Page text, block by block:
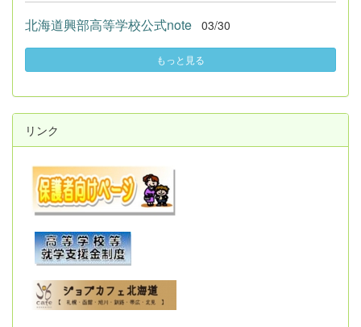
北海道興部高等学校公式note 03/30
もっと見る
リンク